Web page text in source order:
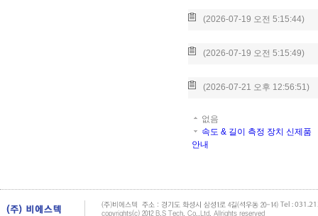
(2026-07-19 오전 5:15:44)
(2026-07-19 오전 5:15:49)
(2026-07-21 오후 12:56:51)
없음
속도 & 길이 측정 장치 신제품
안내